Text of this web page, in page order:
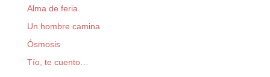
Alma de feria
Un hombre camina
Ósmosis
Tío, te cuento…